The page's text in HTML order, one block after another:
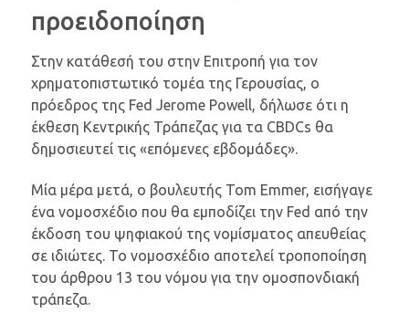
προειδοποίηση
Στην κατάθεσή του στην Επιτροπή για τον
χρηματοπιστωτικό τομέα της Γερουσίας, ο
πρόεδρος της Fed Jerome Powell, δήλωσε ότι η
έκθεση Κεντρικής Τράπεζας για τα CBDCs θα
δημοσιευτεί τις «επόμενες εβδομάδες».
Μία μέρα μετά, ο βουλευτής Tom Emmer, εισήγαγε
ένα νομοσχέδιο που θα εμποδίζει την Fed από την
έκδοση του ψηφιακού της νομίσματος απευθείας
σε ιδιώτες. Το νομοσχέδιο αποτελεί τροποποίηση
του άρθρου 13 του νόμου για την ομοσπονδιακή
τράπεζα.